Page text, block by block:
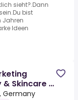
sieht?.Dann
bist
Jahren
Ideen
Skincare |
Germany